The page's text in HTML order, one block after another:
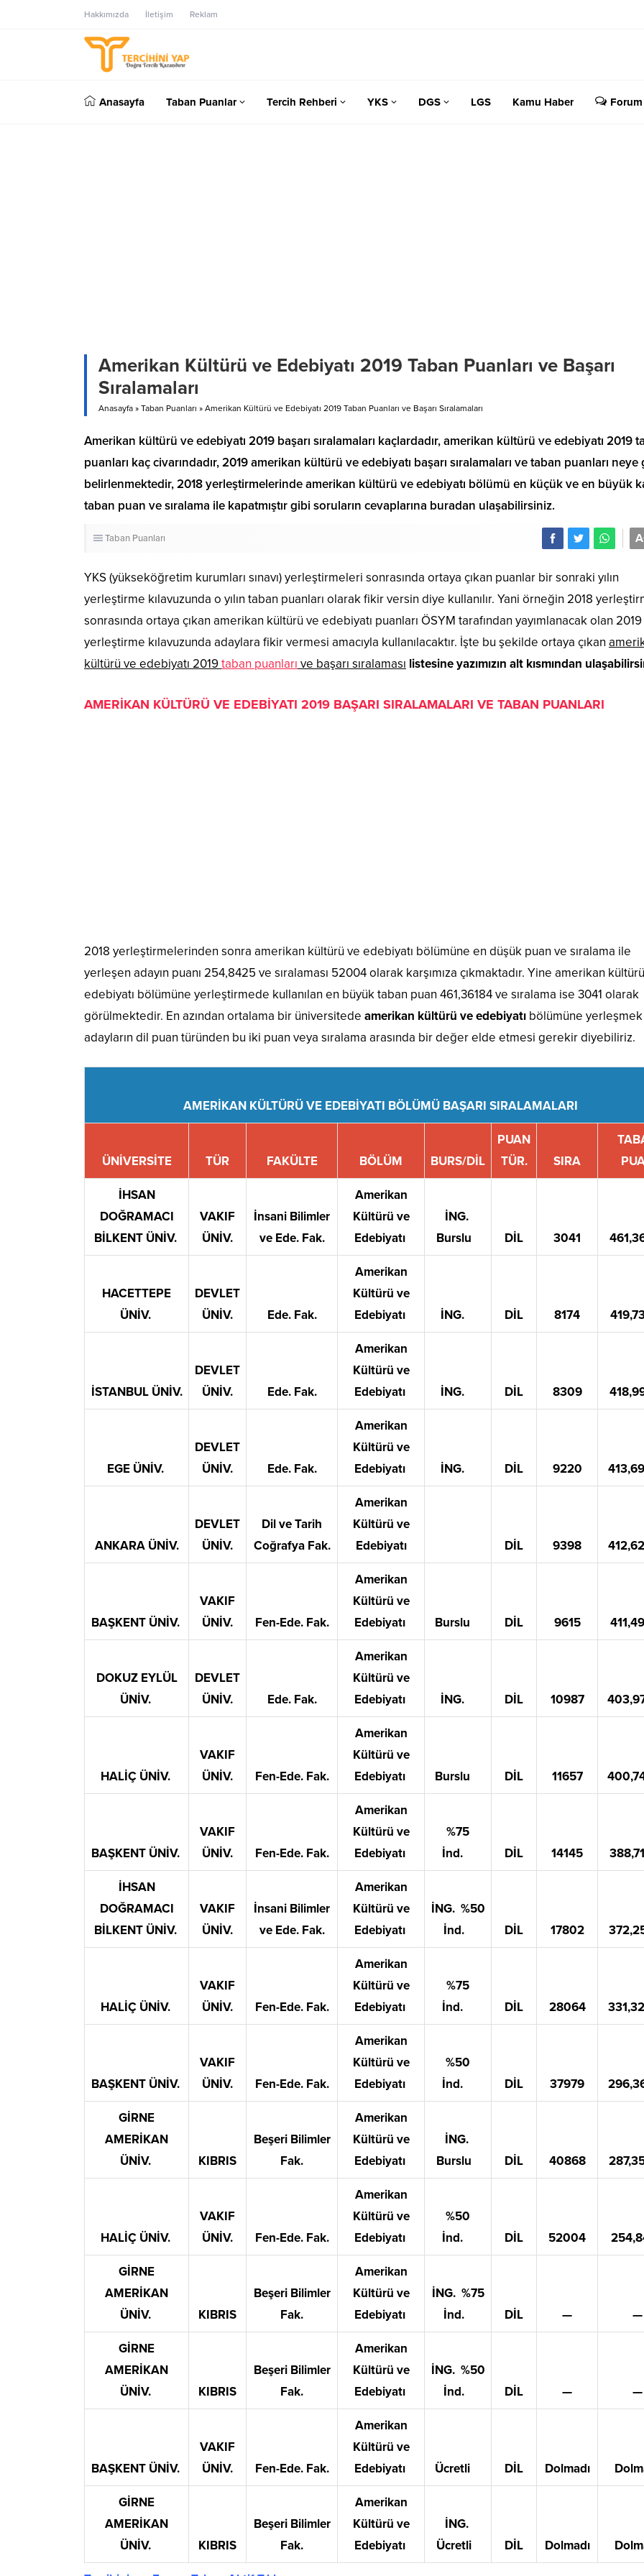
Hakkımızda İletişim Reklam
Anasayfa Taban Puanlar Tercih Rehberi YKS DGS LGS Kamu Haber Forum
Amerikan Kültürü ve Edebiyatı 2019 Taban Puanları ve Başarı
Sıralamaları
Anasayfa » Taban Puanları » Amerikan Kültürü ve Edebiyatı 2019 Taban Puanları ve Başarı Sıralamaları
Amerikan kültürü ve edebiyatı 2019 başarı sıralamaları kaçlardadır, amerikan kültürü ve edebiyatı 2019
puanları kaç civarındadır, 2019 amerikan kültürü ve edebiyatı başarı sıralamaları ve taban puanları neye
belirlenmektedir, 2018 yerleştirmelerinde amerikan kültürü ve edebiyatı bölümü en küçük ve en büyük
taban puan ve sıralama ile kapatmıştır gibi soruların cevaplarına buradan ulaşabilirsiniz.
Taban Puanları A
YKS (yükseköğretim kurumları sınavı) yerleştirmeleri sonrasında ortaya çıkan puanlar bir sonraki yılın
yerleştirme kılavuzunda o yılın taban puanları olarak fikir versin diye kullanılır. Yani örneğin 2018
sonrasında ortaya çıkan amerikan kültürü ve edebiyatı puanları ÖSYM tarafından yayımlanacak olan 2019
yerleştirme kılavuzunda adaylara fikir vermesi amacıyla kullanılacaktır. İşte bu şekilde ortaya çıkan
kültürü ve edebiyatı 2019taban puanları ve başarı sıralaması listesine yazımızın alt kısmından
AMERİKAN KÜLTÜRÜ VE EDEBİYATI 2019 BAŞARI SIRALAMALARI VE TABAN PUANLARI
2018 yerleştirmelerinden sonra amerikan kültürü ve edebiyatı bölümüne en düşük puan ve sıralama ile
yerleşen adayın puanı 254,8425 ve sıralaması 52004 olarak karşımıza çıkmaktadır. Yine amerikan
edebiyatı bölümüne yerleştirmede kullanılan en büyük taban puan 461,36184 ve sıralama ise 3041 olarak
görülmektedir. En azından ortalama bir üniversitede amerikan kültürü ve edebiyatı bölümüne
adayların dil puan türünden bu iki puan veya sıralama arasında bir değer elde etmesi gerekir diyebiliriz.
AMERİKAN KÜLTÜRÜ VE EDEBİYATI BÖLÜMÜ BAŞARI SIRALAMALARI
ÜNİVERSİTE TÜR FAKÜLTE BÖLÜM BURS/DİL
PUAN
TÜR.
SIRA
İHSAN
DOĞRAMACI
BİLKENT ÜNİV.
VAKIF
ÜNİV.
İnsani Bilimler
ve Ede. Fak.
Amerikan
Kültürü ve
Edebiyatı
İNG.
Burslu
DİL 3041
HACETTEPE
ÜNİV.
DEVLET
ÜNİV.
Ede. Fak.
Amerikan
Kültürü ve
Edebiyatı
İNG. DİL 8174
İSTANBUL ÜNİV.
DEVLET
ÜNİV.
Ede. Fak.
Amerikan
Kültürü ve
Edebiyatı
İNG. DİL 8309
EGE ÜNİV.
DEVLET
ÜNİV.
Ede. Fak.
Amerikan
Kültürü ve
Edebiyatı
İNG. DİL 9220
ANKARA ÜNİV.
DEVLET
ÜNİV.
Dil ve Tarih
Coğrafya Fak.
Amerikan
Kültürü ve
Edebiyatı
DİL 9398
BAŞKENT ÜNİV.
VAKIF
ÜNİV.
Fen-Ede. Fak.
Amerikan
Kültürü ve
Edebiyatı
Burslu DİL 9615
DOKUZ EYLÜL
ÜNİV.
DEVLET
ÜNİV.
Ede. Fak.
Amerikan
Kültürü ve
Edebiyatı
İNG. DİL 10987
HALİÇ ÜNİV.
VAKIF
ÜNİV.
Fen-Ede. Fak.
Amerikan
Kültürü ve
Edebiyatı
Burslu DİL 11657
BAŞKENT ÜNİV.
VAKIF
ÜNİV.
Fen-Ede. Fak.
Amerikan
Kültürü ve
Edebiyatı
%75
İnd.
DİL 14145
İHSAN
DOĞRAMACI
BİLKENT ÜNİV.
VAKIF
ÜNİV.
İnsani Bilimler
ve Ede. Fak.
Amerikan
Kültürü ve
Edebiyatı
İNG. %50
İnd.
DİL 17802
HALİÇ ÜNİV.
VAKIF
ÜNİV.
Fen-Ede. Fak.
Amerikan
Kültürü ve
Edebiyatı
%75
İnd.
DİL 28064
BAŞKENT ÜNİV.
VAKIF
ÜNİV.
Fen-Ede. Fak.
Amerikan
Kültürü ve
Edebiyatı
%50
İnd.
DİL 37979
GİRNE
AMERİKAN
ÜNİV.
KIBRIS
Beşeri Bilimler
Fak.
Amerikan
Kültürü ve
Edebiyatı
İNG.
Burslu
DİL 40868
HALİÇ ÜNİV.
VAKIF
ÜNİV.
Fen-Ede. Fak.
Amerikan
Kültürü ve
Edebiyatı
%50
İnd.
DİL 52004
GİRNE
AMERİKAN
ÜNİV.
KIBRIS
Beşeri Bilimler
Fak.
Amerikan
Kültürü ve
Edebiyatı
İNG. %75
İnd.
DİL — —
GİRNE
AMERİKAN
ÜNİV.
KIBRIS
Beşeri Bilimler
Fak.
Amerikan
Kültürü ve
Edebiyatı
İNG. %50
İnd.
DİL — —
BAŞKENT ÜNİV.
VAKIF
ÜNİV.
Fen-Ede. Fak.
Amerikan
Kültürü ve
Edebiyatı
Ücretli DİL Dolmadı
GİRNE
AMERİKAN
ÜNİV.
KIBRIS
Beşeri Bilimler
Fak.
Amerikan
Kültürü ve
Edebiyatı
İNG.
Ücretli
DİL Dolmadı